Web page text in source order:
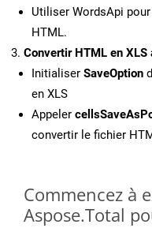
Utiliser WordsApi
HTML.
Convertir HTML en XLS
Initialiser SaveOption
en XLS
Appeler
convertir le fichier
Commencez à
Aspose.Total